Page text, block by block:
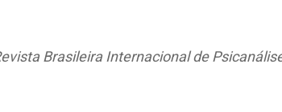
Brasileira Internacional de